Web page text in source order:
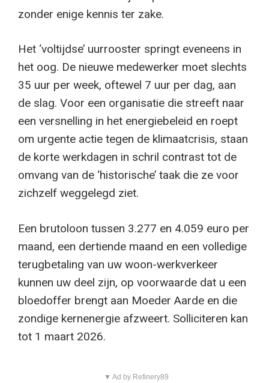
zonder enige kennis ter zake.
Het ‘voltijdse’ uurrooster springt eveneens in
het oog. De nieuwe medewerker moet slechts
35 uur per week, oftewel 7 uur per dag, aan
de slag. Voor een organisatie die streeft naar
een versnelling in het energiebeleid en roept
om urgente actie tegen de klimaatcrisis, staan
de korte werkdagen in schril contrast tot de
omvang van de ‘historische’ taak die ze voor
zichzelf weggelegd ziet.
Een brutoloon tussen 3.277 en 4.059 euro per
maand, een dertiende maand en een volledige
terugbetaling van uw woon-werkverkeer
kunnen uw deel zijn, op voorwaarde dat u een
bloedoffer brengt aan Moeder Aarde en die
zondige kernenergie afzweert. Solliciteren kan
tot 1 maart 2026.
▼ Ad by Refinery89